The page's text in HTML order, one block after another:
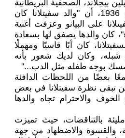
بيجلاند، الصحفية البريطانية
التي زارت سفيتلانا عام 1936، أن "والد سفيتلانا كان
على البيانو وعزفت أغنية
كان والدها يصفق لها بسعادة
كان أبًا قاسيًا ومهملًا
وكان لديك شعور بأنه
بوجه طفله مثل الدب..."
بعضًا من اللحظات الدافئة
تبقى نظرة سفيتلانا في بعض
والاحترام تجاه والدها
بالتناقضات، حيث تميزت
والقسوة والاضطهاد من جهة